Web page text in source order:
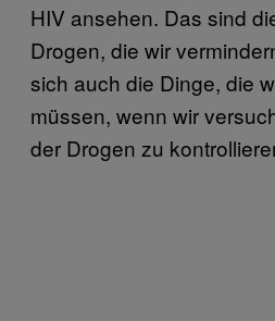
HIV ansehen. Das sind
Drogen, die wir
sich auch die Dinge, die
müssen, wenn wir
der Drogen zu